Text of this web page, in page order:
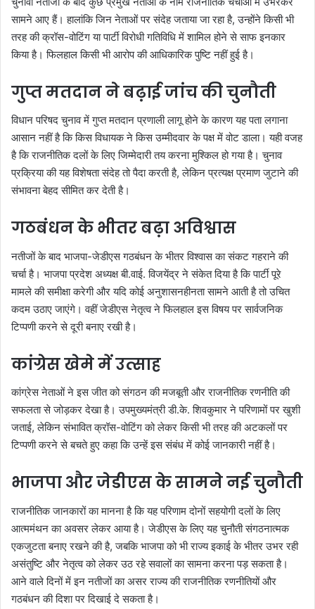
सामने आए हैं। हालांकि जिन नेताओं पर संदेह जताया जा रहा है, उन्होंने किसी भी
तरह की क्रॉस-वोटिंग या पार्टी विरोधी गतिविधि में शामिल होने से साफ इनकार
किया है। फिलहाल किसी भी आरोप की आधिकारिक पुष्टि नहीं हुई है।
गुप्त मतदान ने बढ़ाई जांच की चुनौती
विधान परिषद चुनाव में गुप्त मतदान प्रणाली लागू होने के कारण यह पता लगाना
आसान नहीं है कि किस विधायक ने किस उम्मीदवार के पक्ष में वोट डाला। यही वजह
है कि राजनीतिक दलों के लिए जिम्मेदारी तय करना मुश्किल हो गया है। चुनाव
प्रक्रिया की यह विशेषता संदेह तो पैदा करती है, लेकिन प्रत्यक्ष प्रमाण जुटाने की
संभावना बेहद सीमित कर देती है।
गठबंधन के भीतर बढ़ा अविश्वास
नतीजों के बाद भाजपा-जेडीएस गठबंधन के भीतर विश्वास का संकट गहराने की
चर्चा है। भाजपा प्रदेश अध्यक्ष बी.वाई. विजयेंद्र ने संकेत दिया है कि पार्टी पूरे
मामले की समीक्षा करेगी और यदि कोई अनुशासनहीनता सामने आती है तो उचित
कदम उठाए जाएंगे। वहीं जेडीएस नेतृत्व ने फिलहाल इस विषय पर सार्वजनिक
टिप्पणी करने से दूरी बनाए रखी है।
कांग्रेस खेमे में उत्साह
कांग्रेस नेताओं ने इस जीत को संगठन की मजबूती और राजनीतिक रणनीति की
सफलता से जोड़कर देखा है। उपमुख्यमंत्री डी.के. शिवकुमार ने परिणामों पर खुशी
जताई, लेकिन संभावित क्रॉस-वोटिंग को लेकर किसी भी तरह की अटकलों पर
टिप्पणी करने से बचते हुए कहा कि उन्हें इस संबंध में कोई जानकारी नहीं है।
भाजपा और जेडीएस के सामने नई चुनौती
राजनीतिक जानकारों का मानना है कि यह परिणाम दोनों सहयोगी दलों के लिए
आत्ममंथन का अवसर लेकर आया है। जेडीएस के लिए यह चुनौती संगठनात्मक
एकजुटता बनाए रखने की है, जबकि भाजपा को भी राज्य इकाई के भीतर उभर रही
असंतुष्टि और नेतृत्व को लेकर उठ रहे सवालों का सामना करना पड़ सकता है।
आने वाले दिनों में इन नतीजों का असर राज्य की राजनीतिक रणनीतियों और
गठबंधन की दिशा पर दिखाई दे सकता है।